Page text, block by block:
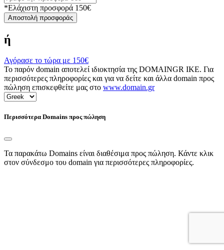
*Ελάχιστη προσφορά 150€
Αποστολή προσφοράς
ή
Αγόρασε το τώρα με 150€
Το παρόν domain αποτελεί ιδιοκτησία της DOMAINGR ΙΚΕ. Για
περισσότερες πληροφορίες και για να δείτε και άλλα domain προς
πώληση επισκεφθείτε μας στο www.domain.gr
Περισσότερα Domains προς πώληση
Τα παρακάτω Domains είναι διαθέσιμα προς πώληση. Κάντε κλικ
στον σύνδεσμο του domain για περισσότερες πληροφορίες.